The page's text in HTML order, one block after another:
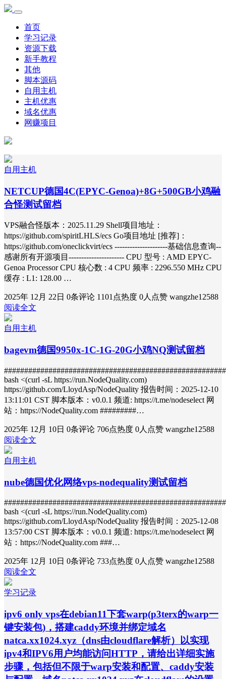
首页
学习记录
资源下载
新手教程
其他
脚本源码
自用主机
主机优惠
域名优惠
网赚项目
自用主机
NETCUP德国4C(EPYC-Genoa)+8G+500GB小鸡融
合怪测试留档
VPS融合怪版本：2025.11.29 Shell项目地址：
https://github.com/spiritLHLS/ecs Go项目地址 [推荐]：
https://github.com/oneclickvirt/ecs ---------------------基础信息查询--
感谢所有开源项目---------------------- CPU 型号 : AMD EPYC-
Genoa Processor CPU 核心数 : 4 CPU 频率 : 2296.550 MHz CPU
缓存 : L1: 128.00 …
2025年 12月 22日 0条评论 1101点热度 0人点赞 wangzhe12588
阅读全文
自用主机
bagevm德国9950x-1C-1G-20G小鸡NQ测试留档
bash <(curl -sL https://run.NodeQuality.com)
https://github.com/LloydAsp/NodeQuality 报告时间：2025-12-10
13:11:01 CST 脚本版本：v0.0.1 频道: https://t.me/nodeselect 网
站：https://NodeQuality.com #########…
2025年 12月 10日 0条评论 706点热度 0人点赞 wangzhe12588
阅读全文
自用主机
nube德国优化网络vps-nodequality测试留档
bash <(curl -sL https://run.NodeQuality.com)
https://github.com/LloydAsp/NodeQuality 报告时间：2025-12-08
13:57:00 CST 脚本版本：v0.0.1 频道: https://t.me/nodeselect 网
站：https://NodeQuality.com ###…
2025年 12月 10日 0条评论 733点热度 0人点赞 wangzhe12588
阅读全文
学习记录
ipv6 only vps在debian11下套warp(p3terx的warp一
键安装包)，搭建caddy环境并绑定域名
natca.xx1024.xyz（dns由cloudflare解析）以实现
ipv4和IPV6用户均能访问HTTP，请给出详细实施
步骤，包括但不限于warp安装和配置、caddy安装